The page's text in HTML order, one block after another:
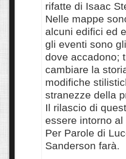
rifatte di Isaac
Nelle mappe
alcuni edifici ed
gli eventi sono
dove accadono;
cambiare la
modifiche
stranezze della
Il rilascio di
essere intorno al
Per Parole di
Sanderson farà.